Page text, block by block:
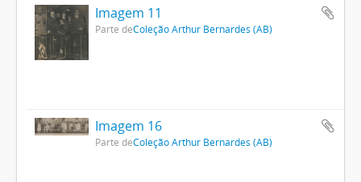
Imagem 11
Parte deColeção Arthur Bernardes (AB)
Imagem 16
Parte deColeção Arthur Bernardes (AB)